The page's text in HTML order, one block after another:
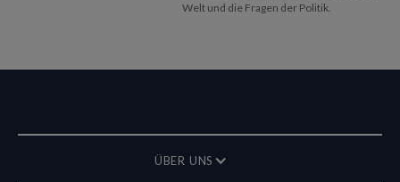
Welt und die Fragen der Politik.
ÜBER UNS